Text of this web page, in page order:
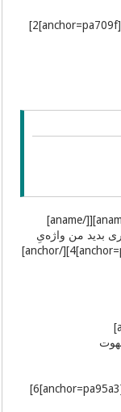
[sup][aname=rpa709f][[/aname][anchor=pa709f]2]
[sup][aname=rpae5f5][[/aname]
[sup][aname=rpa99b4][[/aname][anchor=pa99b4]4][/anchor]
[sup][aname=rpa52a7][[/aname]
[sup][aname=rpa95a3][[/aname][anchor=pa95a3]6]